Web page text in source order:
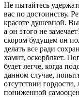
Не пытайтесь
вас по достоинству.
красоте душевной. Вы
а он этого не
скором будущем он
делать все ради
хамит, оскорбляет.
будет легче, когда
данном случае,
отсутствии
пониженной